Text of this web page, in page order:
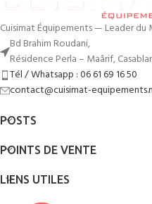
Cuisimat Équipements — Leader du
Bd Brahim Roudani,
Résidence Perla – Maârif,
Tél / Whatsapp : 06 61 69 16 50
contact@cuisimat-
POSTS
POINTS DE VENTE
LIENS UTILES